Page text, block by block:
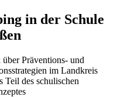
in der Schule
Präventions- und
im Landkreis
Teil des schulischen